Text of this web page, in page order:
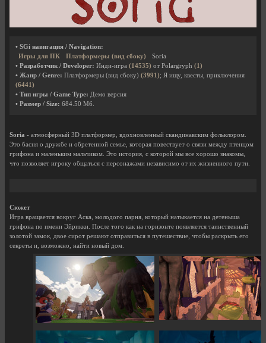
• SGi навигация / Navigation:
Игры для ПК
Платформеры (вид сбоку)
Soria
• Разработчик / Developer: Инди-игра (14535) от Polargryph (1)
• Жанр / Genre: Платформеры (вид сбоку) (3991); Я ищу, квесты, приключения
(6441)
• Тип игры / Game Type: Демо версия
• Размер / Size: 684.50 Мб.
Soria - атмосферный 3D платформер, вдохновленный скандинавским фольклором.
Это басня о дружбе и обретенной семье, которая повествует о связи между птенцом
грифона и маленьким мальчиком. Это история, с которой мы все хорошо знакомы,
что позволяет игроку общаться с персонажами независимо от их жизненного пути.
Сюжет
Игра вращается вокруг Аска, молодого парня, который натыкается на детеныша
грифона по имени Эйрикки. После того как на горизонте появляется таинственный
золотой замок, двое сирот решают отправиться в путешествие, чтобы раскрыть его
секреты и, возможно, найти новый дом.